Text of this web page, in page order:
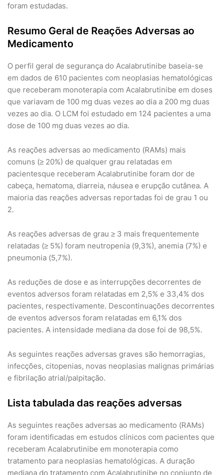
foram estudadas.
Resumo Geral de Reações Adversas ao
Medicamento
O perfil geral de segurança do Acalabrutinibe baseia-se
em dados de 610 pacientes com neoplasias hematológicas
que receberam monoterapia com Acalabrutinibe em doses
que variavam de 100 mg duas vezes ao dia a 200 mg duas
vezes ao dia. O LCM foi estudado em 124 pacientes a uma
dose de 100 mg duas vezes ao dia.
As reações adversas ao medicamento (RAMs) mais
comuns (≥ 20%) de qualquer grau relatadas em
pacientesque receberam Acalabrutinibe foram dor de
cabeça, hematoma, diarreia, náusea e erupção cutânea. A
maioria das reações adversas reportadas foi de grau 1 ou
2.
As reações adversas de grau ≥ 3 mais frequentemente
relatadas (≥ 5%) foram neutropenia (9,3%), anemia (7%) e
pneumonia (5,7%).
As reduções de dose e as interrupções decorrentes de
eventos adversos foram relatadas em 2,5% e 33,4% dos
pacientes, respectivamente. Descontinuações decorrentes
de eventos adversos foram relatadas em 6,1% dos
pacientes. A intensidade mediana da dose foi de 98,5%.
As seguintes reações adversas graves são hemorragias,
infecções, citopenias, novas neoplasias malignas primárias
e fibrilação atrial/palpitação.
Lista tabulada das reações adversas
As seguintes reações adversas ao medicamento (RAMs)
foram identificadas em estudos clínicos com pacientes que
receberam Acalabrutinibe em monoterapia como
tratamento para neoplasias hematológicas. A duração
mediana do tratamento com Acalabrutinibe no conjunto de